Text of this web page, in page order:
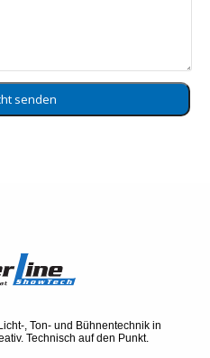
senden
, Ton- und Bühnentechnik in
Technisch auf den Punkt.